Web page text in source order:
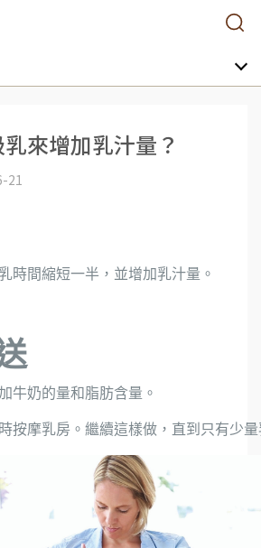
來增加乳汁量？
21
時間縮短一半，並增加乳汁量。
牛奶的量和脂肪含量。
按摩乳房。繼續這樣做，直到只有少